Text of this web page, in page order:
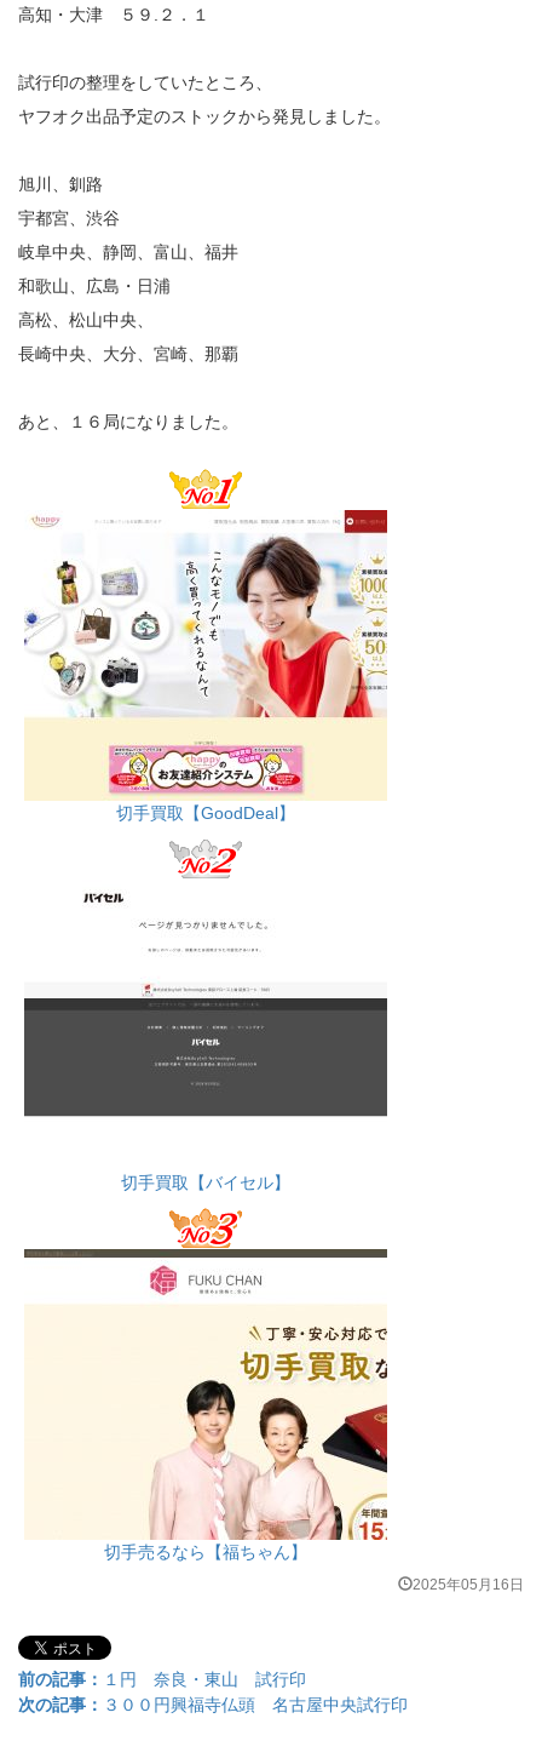
高知・大津 ５９.２．１
試行印の整理をしていたところ、
ヤフオク出品予定のストックから発見しました。
旭川、釧路
宇都宮、渋谷
岐阜中央、静岡、富山、福井
和歌山、広島・日浦
高松、松山中央、
長崎中央、大分、宮崎、那覇
あと、１６局になりました。
切手買取【GoodDeal】
切手買取【バイセル】
切手売るなら【福ちゃん】
2025年05月16日
前の記事： １円 奈良・東山 試行印
次の記事： ３００円興福寺仏頭 名古屋中央試行印